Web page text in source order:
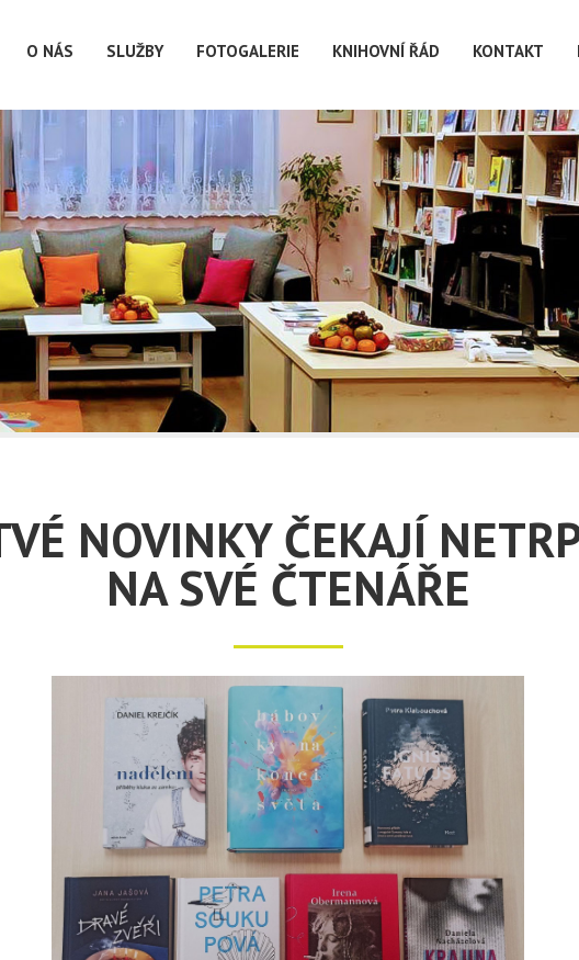
O NÁS SLUŽBY FOTOGALERIE KNIHOVNÍ ŘÁD KONTAKT
NOVINKY ČEKAJÍ
NA SVÉ ČTENÁŘE